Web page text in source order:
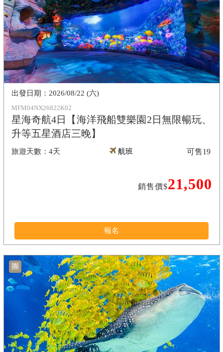
MFM04NX26822K02
星海奇航4日【海洋飛船雙樂園2日無限暢玩、
升等五星酒店三晚】
4天
2026/08/22 (六)
航班
銷售價$21,500
可售19
報名
團